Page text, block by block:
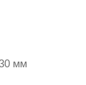
мм